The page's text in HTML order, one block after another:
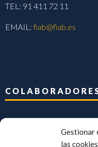
Gestionar
las cookies
TEL: 91 411 72 11
EMAIL:fiab@fiab.es